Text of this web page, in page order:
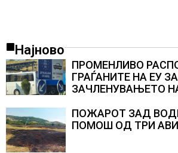
Најново
ПРОМЕНЛИВО
ГРАЃАНИТЕ НА ЕУ ЗА
ЗАЧЛЕНУВАЊЕТО
Полска, Франција и
ПОЖАРОТ ЗАД
ПОМОШ ОД ТРИ